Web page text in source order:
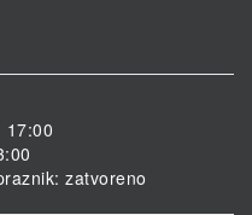
17:00
zatvoreno